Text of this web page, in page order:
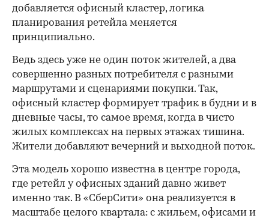
добавляется офисный кластер, логика
планирования ретейла меняется
принципиально.
Ведь здесь уже не один поток жителей, а два
совершенно разных потребителя с разными
маршрутами и сценариями покупки. Так,
офисный кластер формирует трафик в будни и в
дневные часы, то самое время, когда в чисто
жилых комплексах на первых этажах тишина.
Жители добавляют вечерний и выходной поток.
Эта модель хорошо известна в центре города,
где ретейл у офисных зданий давно живет
именно так. В «СберСити» она реализуется в
масштабе целого квартала: с жильем, офисами и